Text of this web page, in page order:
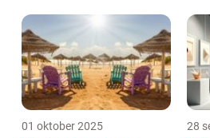
01 oktober 2025 28